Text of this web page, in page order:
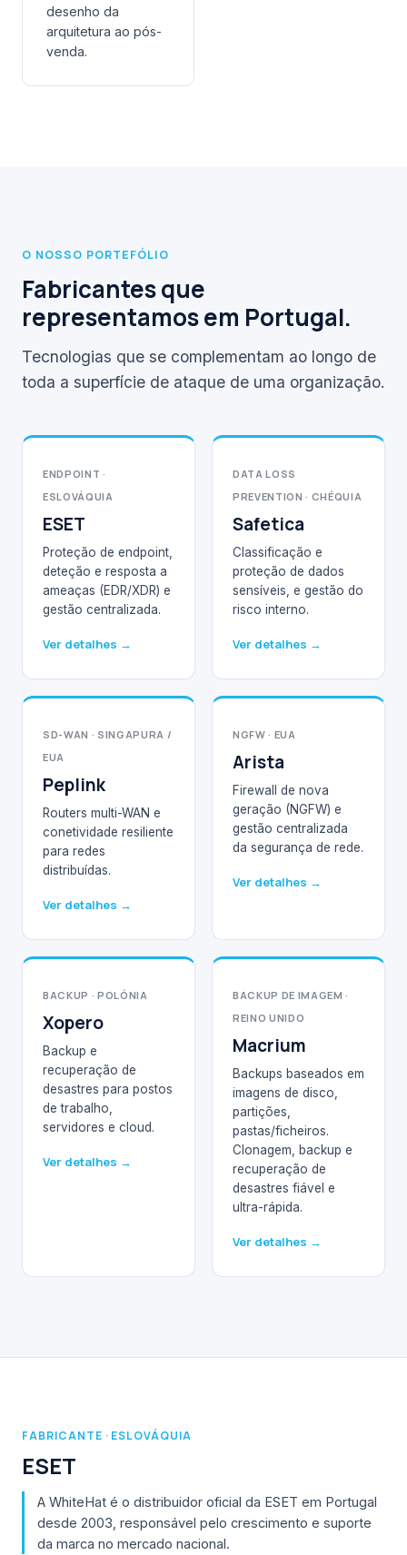
desenho da
arquitetura ao pós-
venda.
O NOSSO PORTEFÓLIO
Fabricantes que
representamos em Portugal.
Tecnologias que se complementam ao longo de
toda a superfície de ataque de uma organização.
ENDPOINT ·
ESLOVÁQUIA
ESET
Proteção de endpoint,
deteção e resposta a
ameaças (EDR/XDR) e
gestão centralizada.
Ver detalhes →
DATA LOSS
PREVENTION · CHÉQUIA
Safetica
Classificação e
proteção de dados
sensíveis, e gestão do
risco interno.
Ver detalhes →
SD-WAN · SINGAPURA /
EUA
Peplink
Routers multi-WAN e
conetividade resiliente
para redes
distribuídas.
Ver detalhes →
NGFW · EUA
Arista
Firewall de nova
geração (NGFW) e
gestão centralizada
da segurança de rede.
Ver detalhes →
BACKUP · POLÓNIA
Xopero
Backup e
recuperação de
desastres para postos
de trabalho,
servidores e cloud.
Ver detalhes →
BACKUP DE IMAGEM ·
REINO UNIDO
Macrium
Backups baseados em
imagens de disco,
partições,
pastas/ficheiros.
Clonagem, backup e
recuperação de
desastres fiável e
ultra-rápida.
Ver detalhes →
FABRICANTE · ESLOVÁQUIA
ESET
A WhiteHat é o distribuidor oficial da ESET em Portugal
desde 2003, responsável pelo crescimento e suporte
da marca no mercado nacional.